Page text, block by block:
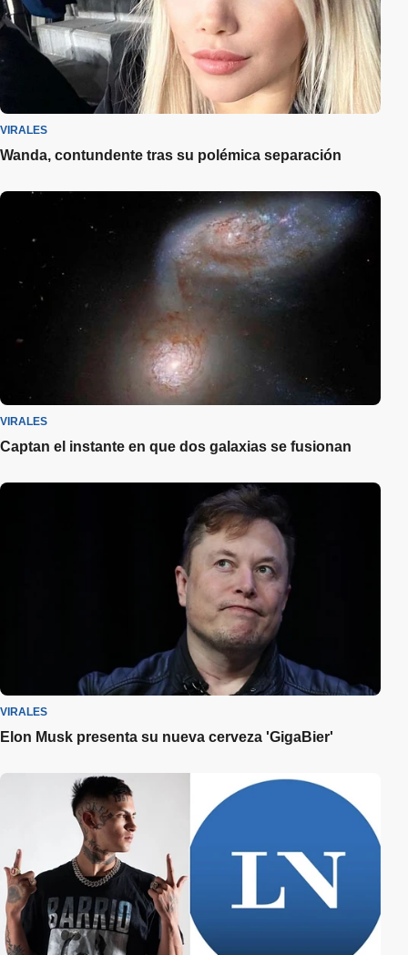
VIRALES
Wanda, contundente tras su polémica separación
VIRALES
Captan el instante en que dos galaxias se fusionan
VIRALES
Elon Musk presenta su nueva cerveza 'GigaBier'